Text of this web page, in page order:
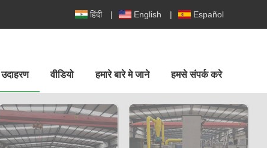
हिंदी | English | Español
वीडियो हमारे बारे मे जाने हमसे संपर्क करे